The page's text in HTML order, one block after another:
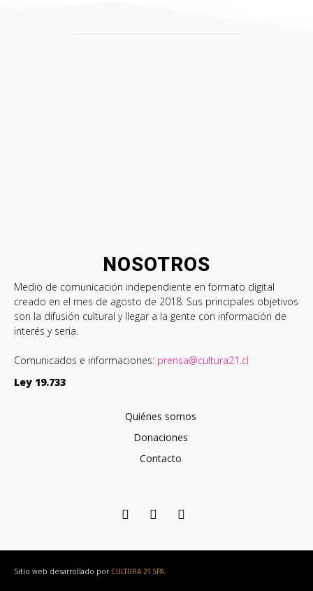
NOSOTROS
Medio de comunicación independiente en formato digital
creado en el mes de agosto de 2018. Sus principales objetivos
son la difusión cultural y llegar a la gente con información de
interés y seria.
Comunicados e informaciones: prensa@cultura21.cl
Ley 19.733
Quiénes somos
Donaciones
Contacto
Sitio web desarrollado por CULTURA 21 SPA.